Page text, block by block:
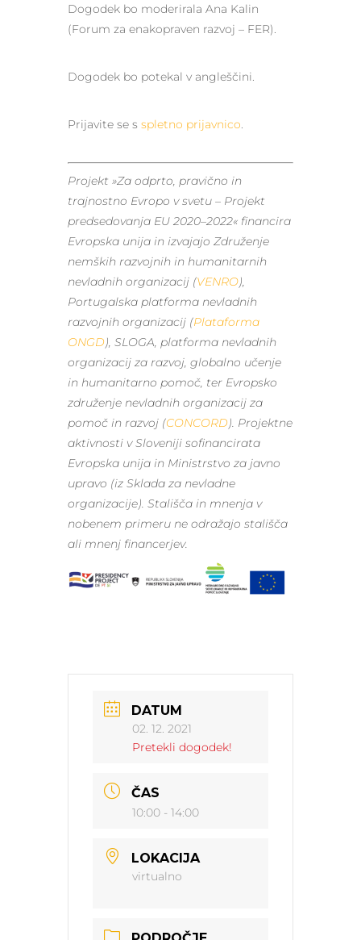
Dogodek bo moderirala Ana Kalin
(Forum za enakopraven razvoj – FER).
Dogodek bo potekal v angleščini.
Prijavite se s spletno prijavnico.
Projekt »Za odprto, pravično in
trajnostno Evropo v svetu – Projekt
predsedovanja EU 2020–2022« financira
Evropska unija in izvajajo Združenje
nemških razvojnih in humanitarnih
nevladnih organizacij (VENRO),
Portugalska platforma nevladnih
razvojnih organizacij (Plataforma
ONGD), SLOGA, platforma nevladnih
organizacij za razvoj, globalno učenje
in humanitarno pomoč, ter Evropsko
združenje nevladnih organizacij za
pomoč in razvoj (CONCORD). Projektne
aktivnosti v Sloveniji sofinancirata
Evropska unija in Ministrstvo za javno
upravo (iz Sklada za nevladne
organizacije). Stališča in mnenja v
nobenem primeru ne odražajo stališča
ali mnenj financerjev.
DATUM
02. 12. 2021
Pretekli dogodek!
ČAS
10:00 - 14:00
LOKACIJA
virtualno